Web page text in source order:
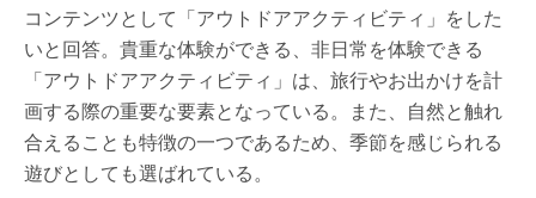
コンテンツとして「アウトドアアクティビティ」をした
いと回答。貴重な体験ができる、非日常を体験できる
「アウトドアアクティビティ」は、旅行やお出かけを計
画する際の重要な要素となっている。また、自然と触れ
合えることも特徴の一つであるため、季節を感じられる
遊びとしても選ばれている。